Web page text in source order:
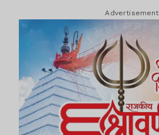
Advertisement